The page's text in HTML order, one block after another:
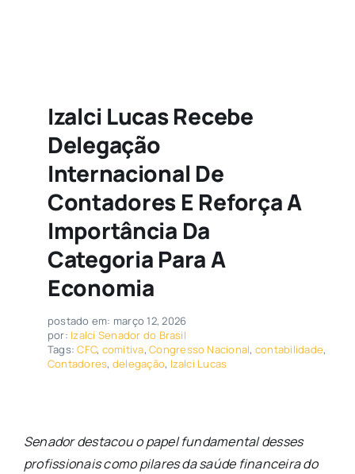
Izalci Lucas Recebe
Delegação
Internacional De
Contadores E Reforça A
Importância Da
Categoria Para A
Economia
postado em: março 12, 2026
por: Izalci Senador do Brasil
Tags:CFC, comitiva,Congresso Nacional, contabilidade,
Contadores, delegação, Izalci Lucas
Senador destacou o papel fundamental desses
profissionais como pilares da saúde financeira do